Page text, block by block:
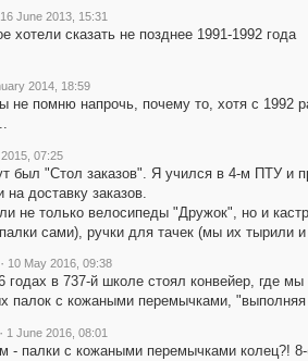
16 June 2013, 15:31
хотели сказать не позднее 1991-1992 года
2014, 18:59
не помню напрочь, почему то, хотя с 1992
07:25
был "Стол заказов". Я учился в 4-м ПТУ и
на доставку заказов.
не только велосипеды "Дружок", но и
сами), ручки для тачек (мы их тырили
· 10 May 2016, 09:38
годах в 737-й школе стоял конвейер, где
палок с кожаными перемычками,
· 1 June 2016, 08:01
- палки с кожаными перемычками колец?!